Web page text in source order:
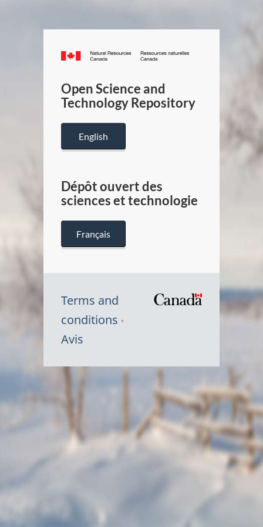
Canada.ca
/
Canada
Open Science and
Technology Repository
English
Dépôt ouvert des
sciences et technologie
Français
Terms and
conditions
Avis
Symbole
Canada